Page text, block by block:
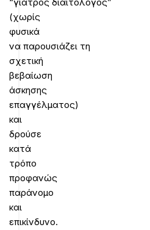
(χωρίς
φυσικά
να παρουσιάζει τη
σχετική
βεβαίωση
άσκησης
επαγγέλματος)
και
δρούσε
κατά
τρόπο
προφανώς
παράνομο
και
επικίνδυνο.